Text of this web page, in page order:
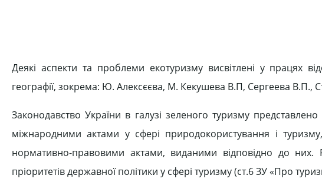
Деякі аспекти та проблеми екотуризму висвітлені у працях
географії, зокрема: Ю. Алексєєва, М. Кекушева В.П, Сергеева В.П.,
Законодавство України в галузі зеленого туризму
міжнародними актами у сфері природокористування і
нормативно-правовими актами, виданими відповідно до
пріоритетів державної політики у сфері туризму (ст.6 ЗУ «Про